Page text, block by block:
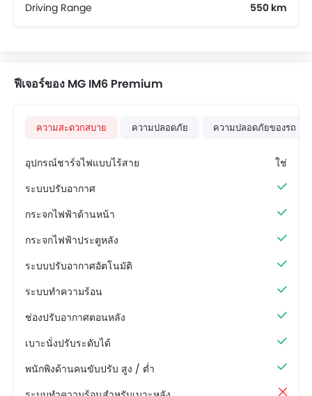
Driving Range
550 km
ฟีเจอร์ของ MG IM6 Premium
ความสะดวกสบาย ความปลอดภัย ความปลอดภัยของรถ
อุปกรณ์ชาร์จไฟแบบไร้สาย
ใช่
ระบบปรับอากาศ
กระจกไฟฟ้าด้านหน้า
กระจกไฟฟ้าประตูหลัง
ระบบปรับอากาศอัตโนมัติ
ระบบทำความร้อน
ช่องปรับอากาศตอนหลัง
เบาะนั่งปรับระดับได้
พนักพิงด้านคนขับปรับ สูง / ต่ำ